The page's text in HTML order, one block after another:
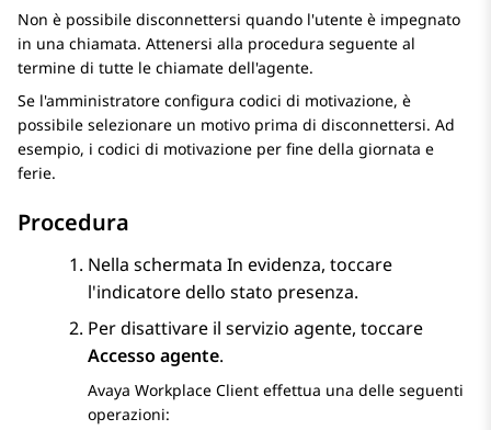
Non è possibile disconnettersi quando l'utente è impegnato
in una chiamata. Attenersi alla procedura seguente al
termine di tutte le chiamate dell'agente.
Se l'amministratore configura codici di motivazione, è
possibile selezionare un motivo prima di disconnettersi. Ad
esempio, i codici di motivazione per fine della giornata e
ferie.
Procedura
Nella schermata In evidenza, toccare
l'indicatore dello stato presenza.
Per disattivare il servizio agente, toccare
Accesso agente.
Avaya Workplace Client effettua una delle seguenti
operazioni: